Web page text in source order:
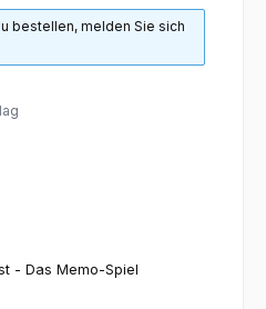
bestellen, melden Sie sich